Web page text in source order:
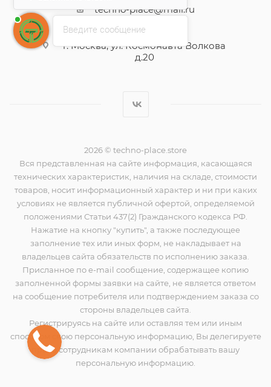
techno-place@mail.ru
г. Москва, ул. Космонавта Волкова
д.20
2026 © techno-place.store
Вся представленная на сайте информация, касающаяся
технических характеристик, наличия на складе, стоимости
товаров, носит информационный характер и ни при каких
условиях не является публичной офертой, определяемой
положениями Статьи 437(2) Гражданского кодекса РФ.
Нажатие на кнопку "купить", а также последующее
заполнение тех или иных форм, не накладывает на
владельцев сайта обязательств по исполнению заказа.
Присланное по e-mail сообщение, содержащее копию
заполненной формы заявки на сайте, не является ответом
на сообщение потребителя или подтверждением заказа со
стороны владельцев сайта.
Регистрируясь на сайте или оставляя тем или иным
способом свою персональную информацию, Вы делегируете
право сотрудникам компании обрабатывать вашу
персональную информацию.
Введите сообщение